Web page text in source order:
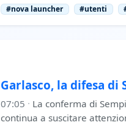
#nova launcher #utenti
Garlasco, la difesa di
07:05 · La conferma di
continua a suscitare